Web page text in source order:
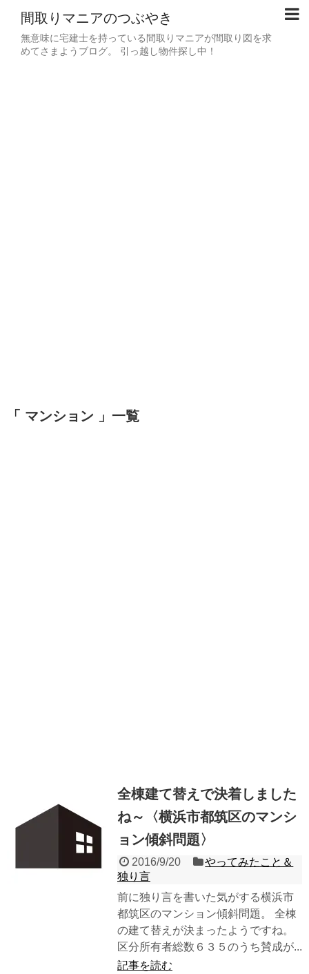
間取りマニアのつぶやき
無意味に宅建士を持っている間取りマニアが間取り図を求
めてさまようブログ。 引っ越し物件探し中！
「 マンション 」一覧
全棟建て替えで決着しました
ね～〈横浜市都筑区のマンシ
ョン傾斜問題〉
2016/9/20
やってみたこと＆
独り言
前に独り言を書いた気がする横浜市
都筑区のマンション傾斜問題。 全棟
の建て替えが決まったようですね。
区分所有者総数６３５のうち賛成が...
記事を読む